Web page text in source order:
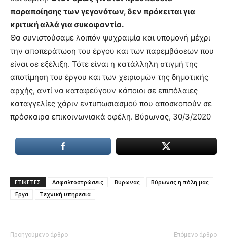
παραποίησης των γεγονότων, δεν πρόκειται για
κριτική αλλά για συκοφαντία.
Θα συνιστούσαμε λοιπόν ψυχραιμία και υπομονή μέχρι
την αποπεράτωση του έργου και των παρεμβάσεων που
είναι σε εξέλιξη. Τότε είναι η κατάλληλη στιγμή της
αποτίμηση του έργου και των χειρισμών της δημοτικής
αρχής, αντί να καταφεύγουν κάποιοι σε επιπόλαιες
καταγγελίες χάριν εντυπωσιασμού που αποσκοπούν σε
πρόσκαιρα επικοινωνιακά οφέλη. Βύρωνας, 30/3/2020
ΕΤΙΚΕΤΕΣ Ασφαλτοστρώσεις Βύρωνας
Βύρωνας η πόλη μας
Έργα
Τεχνική υπηρεσια
Προηγούμενο άρθρο Επόμενο άρθρο